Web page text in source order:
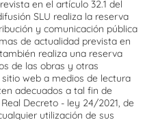
en el artículo 32.1 del
SLU realiza la reserva
y comunicación pública
de actualidad prevista en
realiza una reserva
de las obras y otras
web a medios de lectura
adecuados a tal fin de
Decreto - ley 24/2021, de
utilización de sus